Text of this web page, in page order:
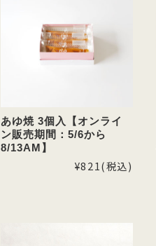
あゆ焼 3個入【オンライ
ン販売期間：5/6から
8/13AM】
¥821(税込)